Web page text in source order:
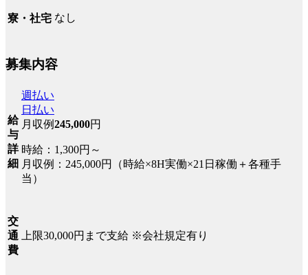
寮・社宅 なし
募集内容
給
与
詳
細
週払い
日払い
月収例245,000円
時給：1,300円～
月収例：245,000円（時給×8H実働×21日稼働＋各種手
当）
交
通
費
上限30,000円まで支給 ※会社規定有り